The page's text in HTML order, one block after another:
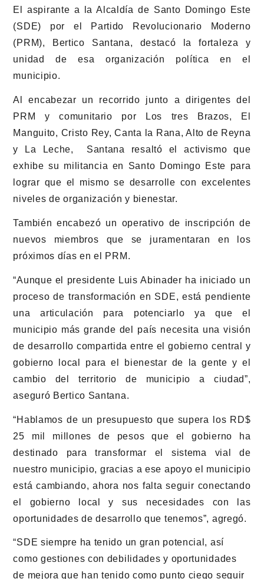
El aspirante a la Alcaldía de Santo Domingo Este
(SDE) por el Partido Revolucionario Moderno
(PRM), Bertico Santana, destacó la fortaleza y
unidad de esa organización política en el
municipio.
Al encabezar un recorrido junto a dirigentes del
PRM y comunitario por Los tres Brazos, El
Manguito, Cristo Rey, Canta la Rana, Alto de Reyna
y La Leche, Santana resaltó el activismo que
exhibe su militancia en Santo Domingo Este para
lograr que el mismo se desarrolle con excelentes
niveles de organización y bienestar.
También encabezó un operativo de inscripción de
nuevos miembros que se juramentaran en los
próximos días en el PRM.
“Aunque el presidente Luis Abinader ha iniciado un
proceso de transformación en SDE, está pendiente
una articulación para potenciarlo ya que el
municipio más grande del país necesita una visión
de desarrollo compartida entre el gobierno central y
gobierno local para el bienestar de la gente y el
cambio del territorio de municipio a ciudad”,
aseguró Bertico Santana.
“Hablamos de un presupuesto que supera los RD$
25 mil millones de pesos que el gobierno ha
destinado para transformar el sistema vial de
nuestro municipio, gracias a ese apoyo el municipio
está cambiando, ahora nos falta seguir conectando
el gobierno local y sus necesidades con las
oportunidades de desarrollo que tenemos”, agregó.
“SDE siempre ha tenido un gran potencial, así
como gestiones con debilidades y oportunidades
de mejora que han tenido como punto ciego seguir